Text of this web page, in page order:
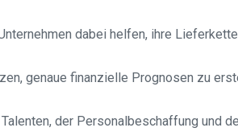
dabei helfen, ihre
genaue finanzielle Prognosen zu
der Personalbeschaffung und